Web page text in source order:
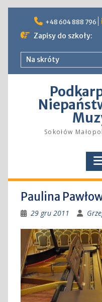
content
+48 604 888 796
Zapisy do szkoły:
Na skróty
Sokołów
Paulina
29 gru 2011